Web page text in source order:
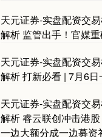
天元证券-实盘配资交
解析 监管出手！官媒
天元证券-实盘配资交
解析 打新必看 | 7月6
天元证券-实盘配资交
解析 睿云联创冲击港
一边大额分成一边募资